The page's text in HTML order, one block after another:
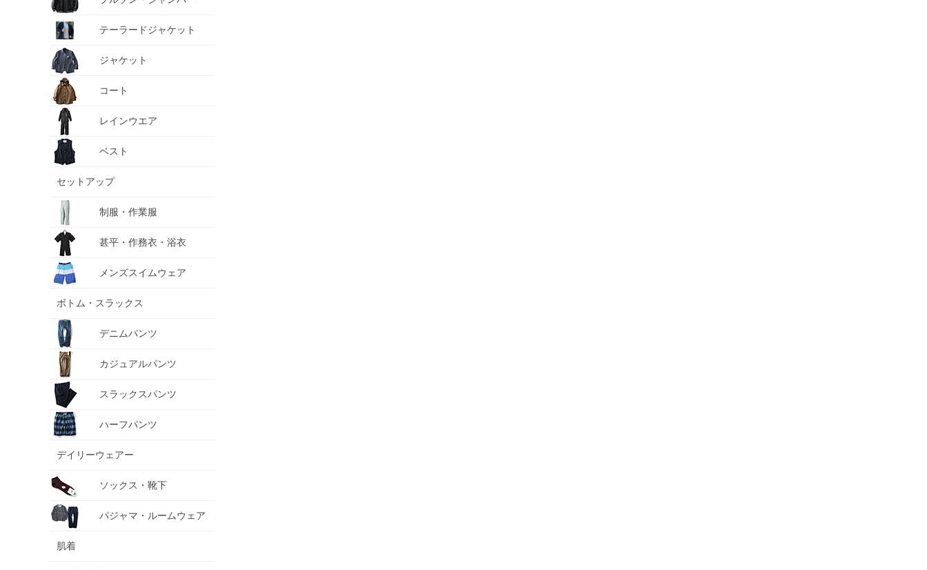
テーラードジャケット
ジャケット
コート
レインウエア
ベスト
セットアップ
制服・作業服
甚平・作務衣・浴衣
メンズスイムウェア
ボトム・スラックス
デニムパンツ
カジュアルパンツ
スラックスパンツ
ハーフパンツ
デイリーウェアー
ソックス・靴下
パジャマ・ルームウェア
肌着